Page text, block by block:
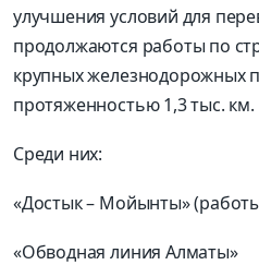
улучшения условий для
продолжаются работы по
крупных железнодорожных
протяженностью 1,3 тыс. км.
Среди них:
«Достык – Мойынты»
«Обводная линия Алматы»